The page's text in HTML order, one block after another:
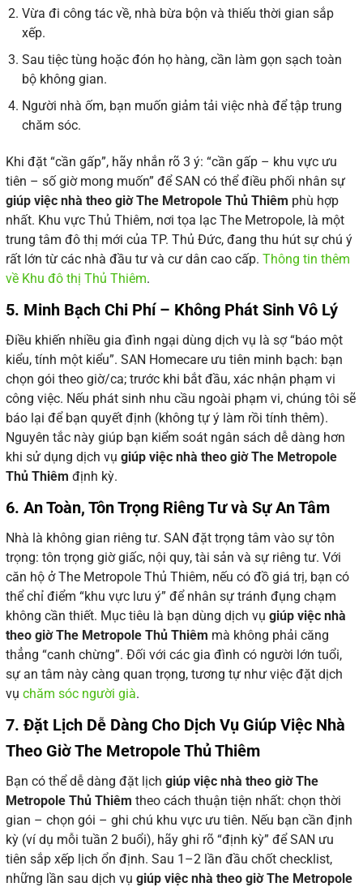
Vừa đi công tác về, nhà bừa bộn và thiếu thời gian sắp
xếp.
Sau tiệc tùng hoặc đón họ hàng, cần làm gọn sạch toàn
bộ không gian.
Người nhà ốm, bạn muốn giảm tải việc nhà để tập trung
chăm sóc.
Khi đặt “cần gấp”, hãy nhắn rõ 3 ý: “cần gấp – khu vực ưu
tiên – số giờ mong muốn” để SAN có thể điều phối nhân sự
giúp việc nhà theo giờ The Metropole Thủ Thiêm phù hợp
nhất. Khu vực Thủ Thiêm, nơi tọa lạc The Metropole, là một
trung tâm đô thị mới của TP. Thủ Đức, đang thu hút sự chú ý
rất lớn từ các nhà đầu tư và cư dân cao cấp. Thông tin thêm
về Khu đô thị Thủ Thiêm.
5. Minh Bạch Chi Phí – Không Phát Sinh Vô Lý
Điều khiến nhiều gia đình ngại dùng dịch vụ là sợ “báo một
kiểu, tính một kiểu”. SAN Homecare ưu tiên minh bạch: bạn
chọn gói theo giờ/ca; trước khi bắt đầu, xác nhận phạm vi
công việc. Nếu phát sinh nhu cầu ngoài phạm vi, chúng tôi sẽ
báo lại để bạn quyết định (không tự ý làm rồi tính thêm).
Nguyên tắc này giúp bạn kiểm soát ngân sách dễ dàng hơn
khi sử dụng dịch vụ giúp việc nhà theo giờ The Metropole
Thủ Thiêm định kỳ.
6. An Toàn, Tôn Trọng Riêng Tư và Sự An Tâm
Nhà là không gian riêng tư. SAN đặt trọng tâm vào sự tôn
trọng: tôn trọng giờ giấc, nội quy, tài sản và sự riêng tư. Với
căn hộ ở The Metropole Thủ Thiêm, nếu có đồ giá trị, bạn có
thể chỉ điểm “khu vực lưu ý” để nhân sự tránh đụng chạm
không cần thiết. Mục tiêu là bạn dùng dịch vụ giúp việc nhà
theo giờ The Metropole Thủ Thiêm mà không phải căng
thẳng “canh chừng”. Đối với các gia đình có người lớn tuổi,
sự an tâm này càng quan trọng, tương tự như việc đặt dịch
vụ chăm sóc người già.
7. Đặt Lịch Dễ Dàng Cho Dịch Vụ Giúp Việc Nhà
Theo Giờ The Metropole Thủ Thiêm
Bạn có thể dễ dàng đặt lịch giúp việc nhà theo giờ The
Metropole Thủ Thiêm theo cách thuận tiện nhất: chọn thời
gian – chọn gói – ghi chú khu vực ưu tiên. Nếu bạn cần định
kỳ (ví dụ mỗi tuần 2 buổi), hãy ghi rõ “định kỳ” để SAN ưu
tiên sắp xếp lịch ổn định. Sau 1–2 lần đầu chốt checklist,
những lần sau dịch vụ giúp việc nhà theo giờ The Metropole